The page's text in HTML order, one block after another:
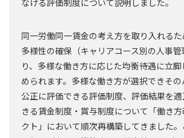
同一労働同一賃金の考え方を取り入れる
多様性の確保（キャリアコース別の人事
り、多様な働き方に応じた均衡待遇に立
められます。多様な働き方が選択できそ
公正に評価できる評価制度、評価結果を
きる賃金制度・賞与制度について「働き
クト」において順次再構築してきました